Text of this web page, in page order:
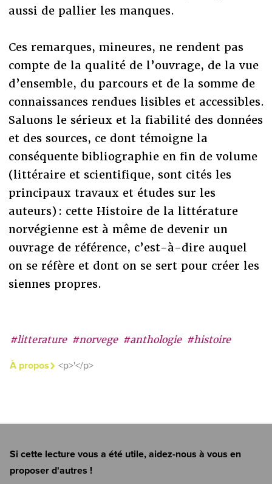
#litterature #norvege #anthologie #histoire
À propos <p>'</p>
aussi de pallier les manques.
Ces remarques, mineures, ne rendent pas
compte de la qualité de l’ouvrage, de la vue
d’ensemble, du parcours et de la somme de
connaissances rendues lisibles et accessibles.
Saluons le sérieux et la fiabilité des données
et des sources, ce dont témoigne la
conséquente bibliographie en fin de volume
(littéraire et scientifique, sont cités les
principaux travaux et études sur les
auteurs) : cette Histoire de la littérature
norvégienne est à même de devenir un
ouvrage de référence, c’est-à-dire auquel
on se réfère et dont on se sert pour créer les
siennes propres.
Si cette lecture vous a été utile, aidez-nous à vous en
proposer d'autres !